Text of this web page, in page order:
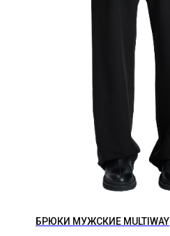
БРЮКИ МУЖСКИЕ MULTIWAY